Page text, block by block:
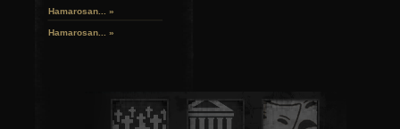
Hamarosan... »
Hamarosan... »